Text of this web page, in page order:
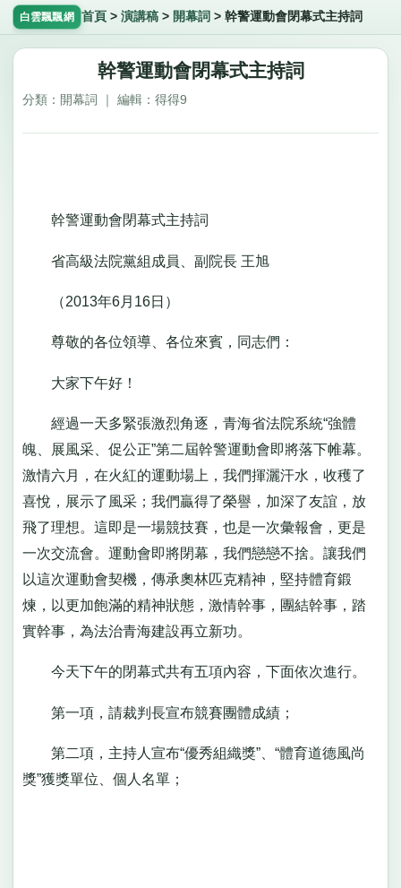
白雲飄飄網 首頁 > 演講稿> 開幕詞 > 幹警運動會閉幕式主持詞
幹警運動會閉幕式主持詞
分類：開幕詞 ｜ 編輯：得得9
幹警運動會閉幕式主持詞
省高級法院黨組成員、副院長 王旭
（2013年6月16日）
尊敬的各位領導、各位來賓，同志們：
大家下午好！
經過一天多緊張激烈角逐，青海省法院系統“強體
魄、展風采、促公正”第二屆幹警運動會即將落下帷幕。
激情六月，在火紅的運動場上，我們揮灑汗水，收穫了
喜悅，展示了風采；我們贏得了榮譽，加深了友誼，放
飛了理想。這即是一場競技賽，也是一次彙報會，更是
一次交流會。運動會即將閉幕，我們戀戀不捨。讓我們
以這次運動會契機，傳承奧林匹克精神，堅持體育鍛
煉，以更加飽滿的精神狀態，激情幹事，團結幹事，踏
實幹事，為法治青海建設再立新功。
今天下午的閉幕式共有五項內容，下面依次進行。
第一項，請裁判長宣布競賽團體成績；
第二項，主持人宣布“優秀組織獎”、“體育道德風尚
獎”獲獎單位、個人名單；